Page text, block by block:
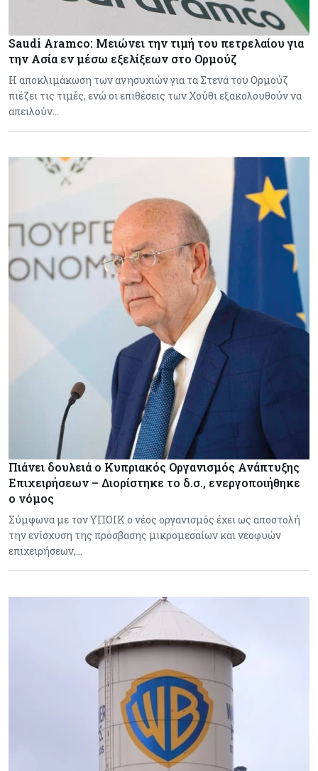
Saudi Aramco: Μειώνει την τιμή του πετρελαίου για
την Ασία εν μέσω εξελίξεων στο Ορμούζ
Η αποκλιμάκωση των ανησυχιών για τα Στενά του Ορμούζ
πιέζει τις τιμές, ενώ οι επιθέσεις των Χούθι εξακολουθούν να
απειλούν…
Πιάνει δουλειά ο Κυπριακός Οργανισμός Ανάπτυξης
Επιχειρήσεων – Διορίστηκε το δ.σ., ενεργοποιήθηκε
ο νόμος
Σύμφωνα με τον ΥΠΟΙΚ ο νέος οργανισμός έχει ως αποστολή
την ενίσχυση της πρόσβασης μικρομεσαίων και νεοφυών
επιχειρήσεων,…